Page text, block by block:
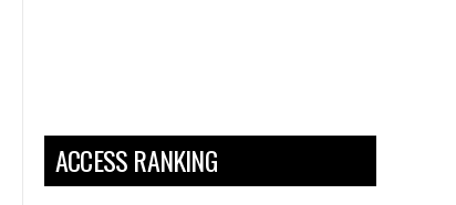
ACCESS RANKING